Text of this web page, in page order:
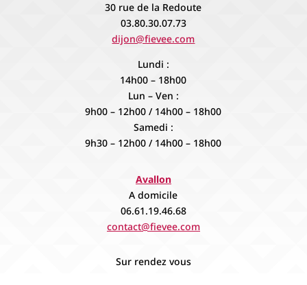
30 rue de la Redoute
03.80.30.07.73
dijon@fievee.com
Lundi :
14h00 – 18h00
Lun – Ven :
9h00 – 12h00 / 14h00 – 18h00
Samedi :
9h30 – 12h00 / 14h00 – 18h00
Avallon
A domicile
06.61.19.46.68
contact@fievee.com
Sur rendez vous